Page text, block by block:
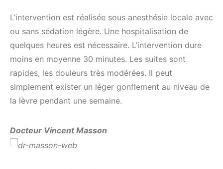
L’intervention est réalisée sous anesthésie locale avec
ou sans sédation légère. Une hospitalisation de
quelques heures est nécessaire. L’intervention dure
moins en moyenne 30 minutes. Les suites sont
rapides, les douleurs très modérées. Il peut
simplement exister un léger gonflement au niveau de
la lèvre pendant une semaine.
Docteur Vincent Masson